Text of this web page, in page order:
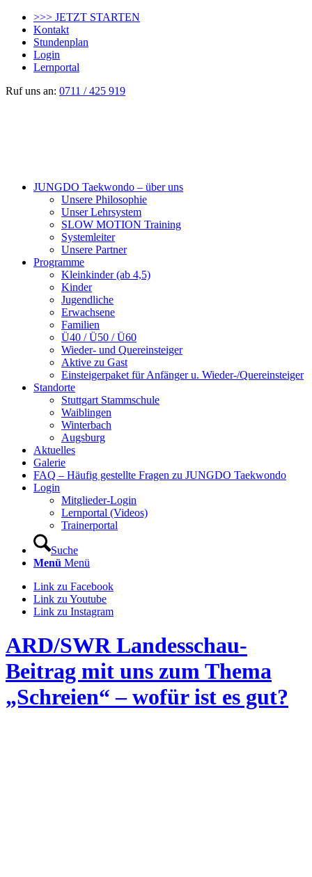
>>> JETZT STARTEN
Kontakt
Stundenplan
Login
Lernportal
Ruf uns an: 0711 / 425 919
JUNGDO Taekwondo – über uns
Unsere Philosophie
Unser Lehrsystem
SLOW MOTION Training
Systemleiter
Unsere Partner
Programme
Kleinkinder (ab 4,5)
Kinder
Jugendliche
Erwachsene
Familien
Ü40 / Ü50 / Ü60
Wieder- und Quereinsteiger
Aktive zu Gast
Einsteigerpaket für Anfänger u. Wieder-/Quereinsteiger
Standorte
Stuttgart Stammschule
Waiblingen
Winterbach
Augsburg
Aktuelles
Galerie
FAQ – Häufig gestellte Fragen zu JUNGDO Taekwondo
Login
Mitglieder-Login
Lernportal (Videos)
Trainerportal
Suche
Menü Menü
Link zu Facebook
Link zu Youtube
Link zu Instagram
ARD/SWR Landesschau-
Beitrag mit uns zum Thema
„Schreien“ – wofür ist es gut?